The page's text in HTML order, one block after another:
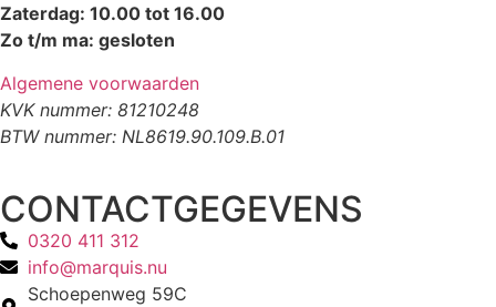
Zaterdag: 10.00 tot 16.00
Zo t/m ma: gesloten
Algemene voorwaarden
KVK nummer: 81210248
BTW nummer: NL8619.90.109.B.01
CONTACTGEGEVENS
0320 411 312
info@marquis.nu
Schoepenweg 59C